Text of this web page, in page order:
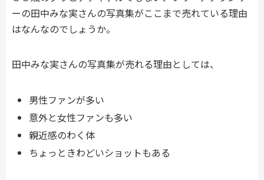
ーの田中みな実さんの写真集がここまで売れている理由
はなんなのでしょうか。
田中みな実さんの写真集が売れる理由としては、
男性ファンが多い
意外と女性ファンも多い
親近感のわく体
ちょっときわどいショットもある